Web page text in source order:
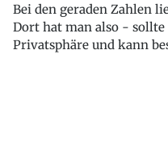
Bei den geraden Zahlen
Dort hat man also -
Privatsphäre und kann